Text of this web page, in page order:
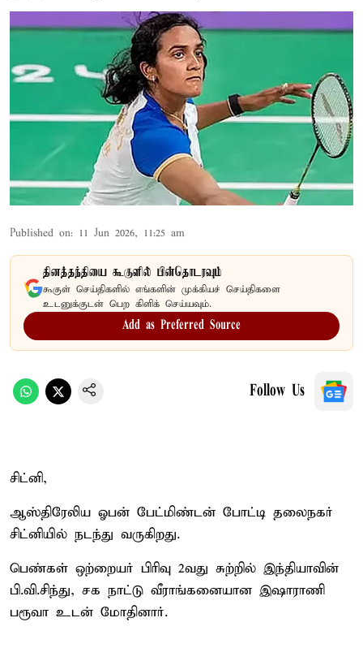
Published on: 11 Jun 2026, 11:25 am
தினத்தந்தியை கூகுளில் பின்தொடரவும்
கூகுள் செய்திகளில் எங்களின் முக்கியச் செய்திகளை
உடனுக்குடன் பெற கிளிக் செய்யவும்.
Add as Preferred Source
Follow Us
சிட்னி,
ஆஸ்திரேலிய ஓபன் பேட்மிண்டன் போட்டி தலைநகர்
சிட்னியில் நடந்து வருகிறது.
பெண்கள் ஒற்றையர் பிரிவு 2வது சுற்றில் இந்தியாவின்
பி.வி.சிந்து, சக நாட்டு வீராங்கனையான இஷாராணி
பரூவா உடன் மோதினார்.